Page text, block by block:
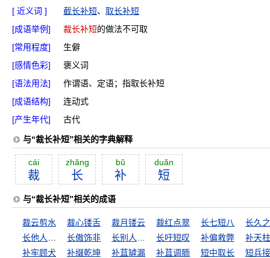
[ 近义词 ]
截长补短、 取长补短
[成语举例]
裁长补短的做法不可取
[常用程度]
生僻
[感情色彩]
褒义词
[语法用法]
作谓语、定语；指取长补短
[成语结构]
连动式
[产生年代]
古代
与“裁长补短”相关的字典解释
cái
裁
zhăng
长
bŭ
补
duăn
短
与“裁长补短”相关的成语
裁云剪水 裁心镂舌 裁月镂云 裁红点翠 长七短八
长久
长傲饰非 长吁短叹 补偏救弊
补天
补牢顾犬
补缀乾坤 补苴罅漏 补苴调胹 短中取长
短兵